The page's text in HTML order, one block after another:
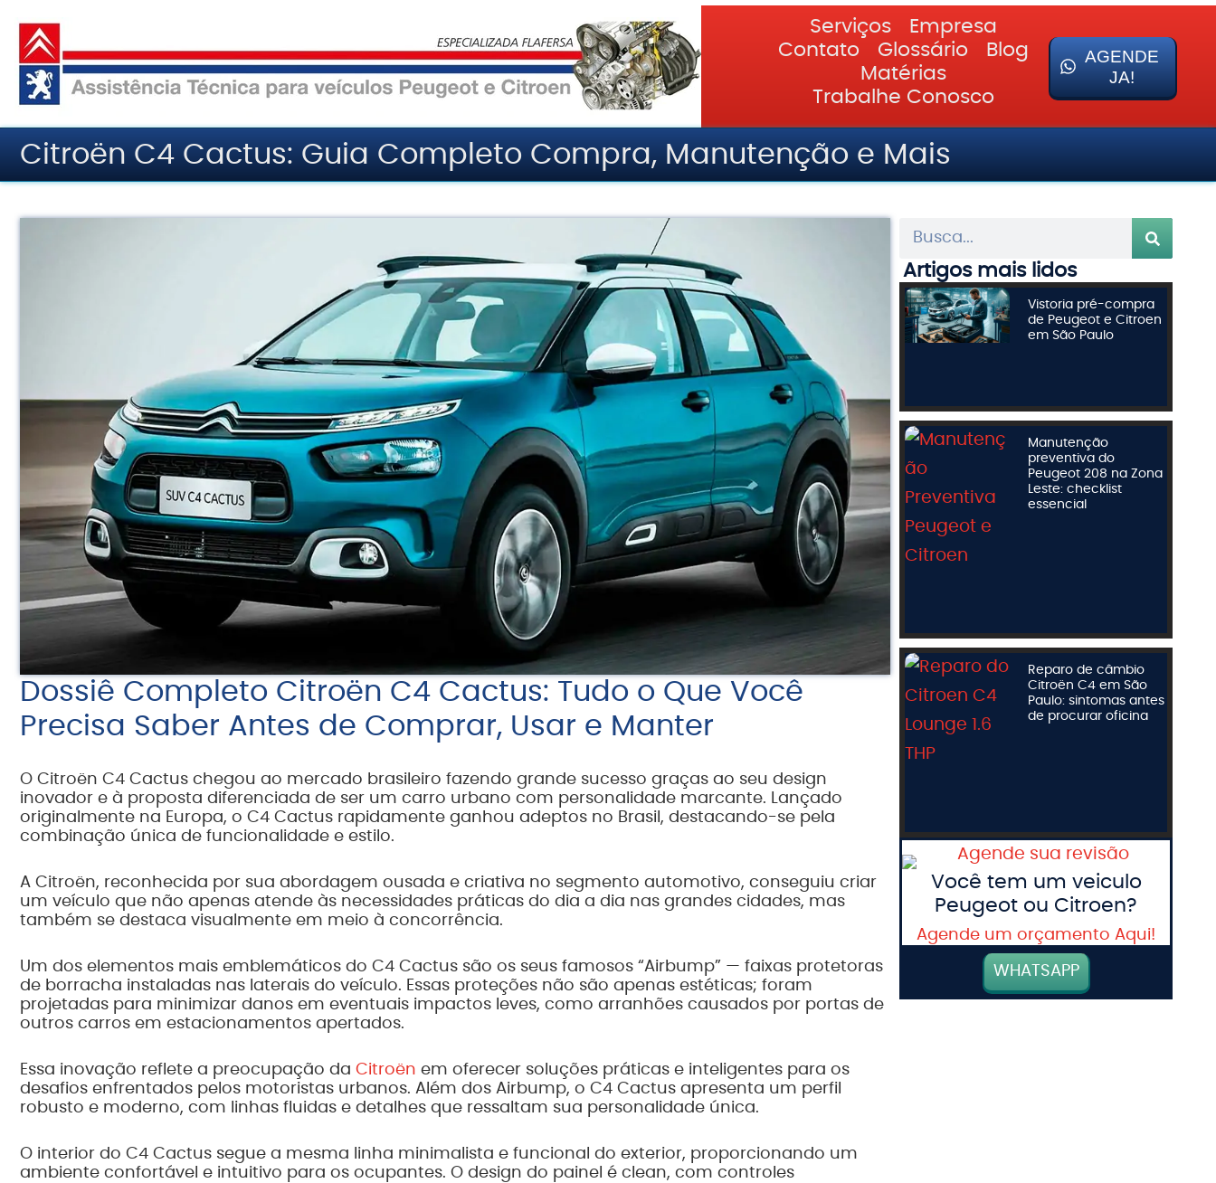
Pular
para
o
conteúdo
Serviços
Empresa
Contato
Glossário
Blog
Matérias
Trabalhe Conosco
AGENDE
JA!
Citroën C4 Cactus: Guia Completo Compra, Manutenção e Mais
Dossiê Completo Citroën C4 Cactus: Tudo o Que Você
Precisa Saber Antes de Comprar, Usar e Manter
O Citroën C4 Cactus chegou ao mercado brasileiro fazendo grande sucesso graças ao seu design
inovador e à proposta diferenciada de ser um carro urbano com personalidade marcante. Lançado
originalmente na Europa, o C4 Cactus rapidamente ganhou adeptos no Brasil, destacando-se pela
combinação única de funcionalidade e estilo.
A Citroën, reconhecida por sua abordagem ousada e criativa no segmento automotivo, conseguiu criar
um veículo que não apenas atende às necessidades práticas do dia a dia nas grandes cidades, mas
também se destaca visualmente em meio à concorrência.
Um dos elementos mais emblemáticos do C4 Cactus são os seus famosos “Airbump” — faixas protetoras
de borracha instaladas nas laterais do veículo. Essas proteções não são apenas estéticas; foram
projetadas para minimizar danos em eventuais impactos leves, como arranhões causados por portas de
outros carros em estacionamentos apertados.
Essa inovação reflete a preocupação da Citroën em oferecer soluções práticas e inteligentes para os
desafios enfrentados pelos motoristas urbanos. Além dos Airbump, o C4 Cactus apresenta um perfil
robusto e moderno, com linhas fluidas e detalhes que ressaltam sua personalidade única.
O interior do C4 Cactus segue a mesma linha minimalista e funcional do exterior, proporcionando um
ambiente confortável e intuitivo para os ocupantes. O design do painel é clean, com controles
Artigos mais lidos
Vistoria pré-compra
de Peugeot e Citroen
em São Paulo
Manutenção
preventiva do
Peugeot 208 na Zona
Leste: checklist
essencial
Reparo de câmbio
Citroën C4 em São
Paulo: sintomas antes
de procurar oficina
Você tem um veiculo
Peugeot ou Citroen?
Agende um orçamento Aqui!
WHATSAPP